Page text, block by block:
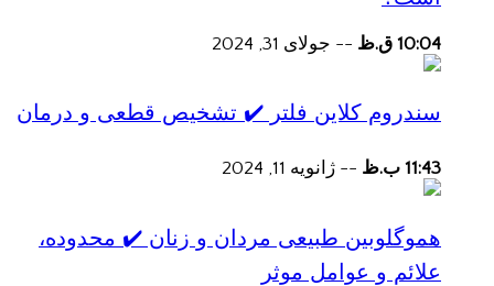
10:04 ق.ظ -- جولای 31, 2024
سندروم کلاین فلتر ✔️ تشخیص قطعی و درمان
11:43 ب.ظ -- ژانویه 11, 2024
هموگلوبین طبیعی مردان و زنان ✔️ محدوده،
علائم و عوامل موثر